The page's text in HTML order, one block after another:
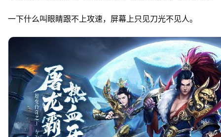
一下什么叫眼睛跟不上攻速，屏幕上只见刀光不见人。